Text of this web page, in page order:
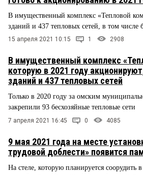
В имущественный комплекс «Тепловой
зданий и 437 тепловых сетей, в том числе
15 апреля 2021 10:15 1 2908
В имущественный комплекс
которую в 2021 году
зданий и 437 тепловых сетей
Только в 2020 году за омским
закрепили 93 бесхозяйные тепловые сети
7 апреля 2021 16:45 0 4085
9 мая 2021 года на месте
трудовой доблести» появится
На стеле, которую планируется соорудить